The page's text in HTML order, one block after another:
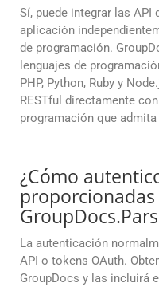
Sí, puede integrar las API
aplicación
de programación.
lenguajes de
PHP, Python, Ruby y
RESTful directamente
programación que
¿Cómo
La autenticación
API o tokens OAuth.
GroupDocs y las incluirá